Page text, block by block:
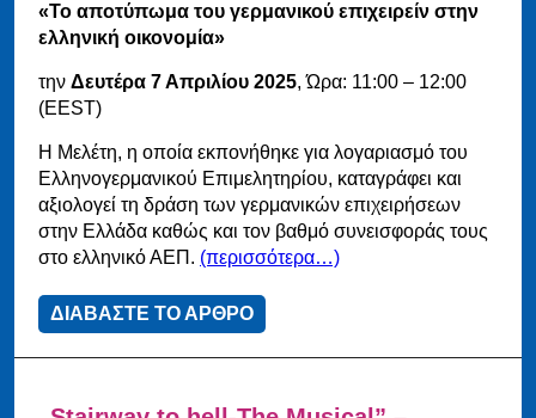
«Το αποτύπωμα του γερμανικού επιχειρείν στην
ελληνική οικονομία»
την Δευτέρα 7 Απριλίου 2025, Ώρα: 11:00 – 12:00
(EEST)
Η Μελέτη, η οποία εκπονήθηκε για λογαριασμό του
Ελληνογερμανικού Επιμελητηρίου, καταγράφει και
αξιολογεί τη δράση των γερμανικών επιχειρήσεων
στην Ελλάδα καθώς και τον βαθμό συνεισφοράς τους
στο ελληνικό ΑΕΠ. (περισσότερα…)
ΔΙΑΒΑΣΤΕ ΤΟ ΑΡΘΡΟ